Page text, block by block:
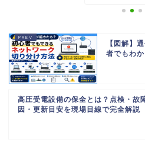
【図解】
者でもわ
高圧受電設備の保全とは？点検・故
因・更新目安を現場目線で完全解説